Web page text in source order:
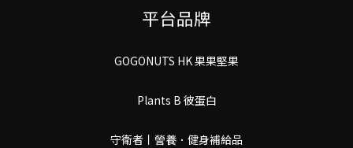
平台品牌
GOGONUTS HK 果果堅果
Plants B 彼蛋白
守衛者丨謍養．健身補給品